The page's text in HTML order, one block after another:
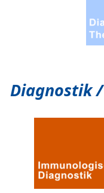
Diagnostik